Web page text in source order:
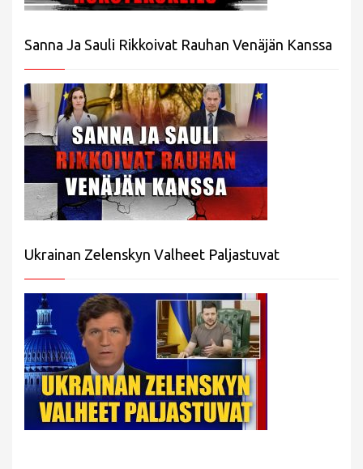
Sanna Ja Sauli Rikkoivat Rauhan Venäjän Kanssa
Ukrainan Zelenskyn Valheet Paljastuvat